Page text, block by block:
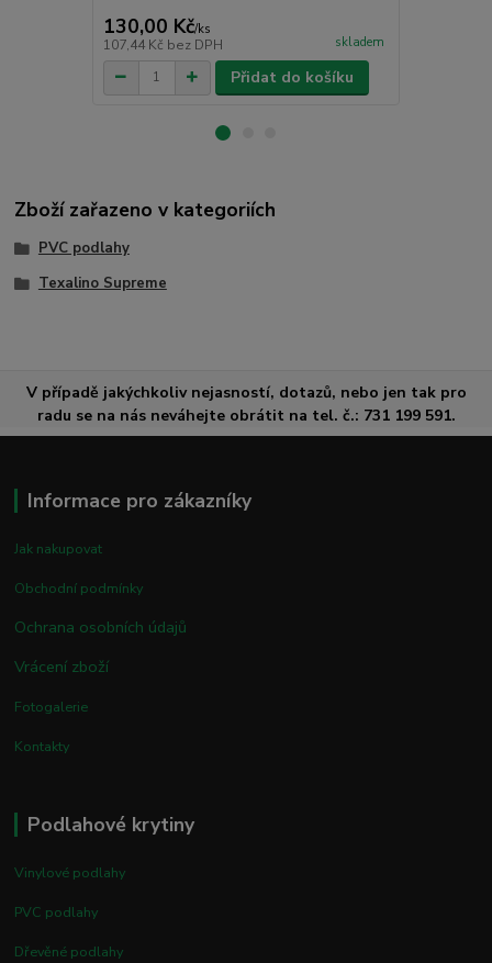
130,00 Kč/ks
107,44 Kč bez DPH skladem
Přidat do košíku
Zboží zařazeno v kategoriích
PVC podlahy
Texalino Supreme
V případě jakýchkoliv nejasností, dotazů, nebo jen tak pro
radu se na nás neváhejte obrátit na tel. č.: 731 199 591.
Informace pro zákazníky
Jak nakupovat
Obchodní podmínky
Ochrana osobních údajů
Vrácení zboží
Fotogalerie
Kontakty
Podlahové krytiny
Vinylové podlahy
PVC podlahy
Dřevěné podlahy